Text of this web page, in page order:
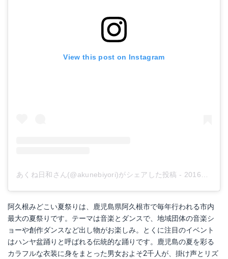
View this post on Instagram
あくね日和さん(@akunebiyori)がシェアした投稿 - 2016年 7月月29日午後6時16分PDT
阿久根みどこい夏祭りは、鹿児島県阿久根市で毎年行われる市内
最大の夏祭りです。テーマは音楽とダンスで、地域団体の音楽シ
ョーや創作ダンスなど出し物がお楽しみ。とくに注目のイベント
はハンヤ盆踊りと呼ばれる伝統的な踊りです。鹿児島の夏を彩る
カラフルな衣装に身をまとった男女およそ2千人が、掛け声とリズ